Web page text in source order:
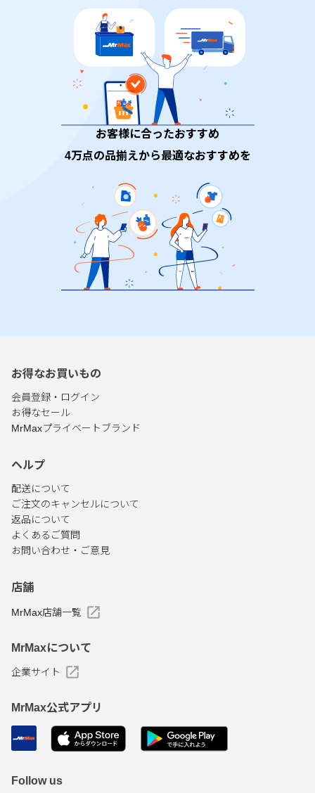
お客様に合ったおすすめ
4万点の品揃えから最適なおすすめを
お得なお買いもの
会員登録・ログイン
お得なセール
MrMaxプライベートブランド
ヘルプ
配送について
ご注文のキャンセルについて
返品について
よくあるご質問
お問い合わせ・ご意見
店舗
MrMax店舗一覧
MrMaxについて
企業サイト
MrMax公式アプリ
Follow us